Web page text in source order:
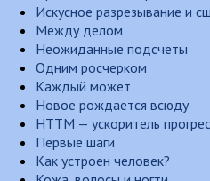
Искусное разрезывание и
Между делом
Неожиданные подсчеты
Одним росчерком
Каждый может
Новое рождается всюду
НТТМ — ускоритель
Первые шаги
Как устроен человек?